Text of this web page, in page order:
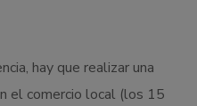
hay que realizar una
el comercio local (los 15